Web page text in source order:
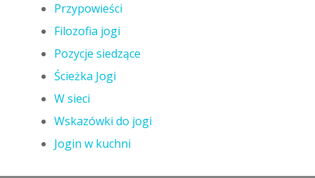
Przypowieści
Filozofia jogi
Pozycje siedzące
Ścieżka Jogi
W sieci
Wskazówki do jogi
Jogin w kuchni